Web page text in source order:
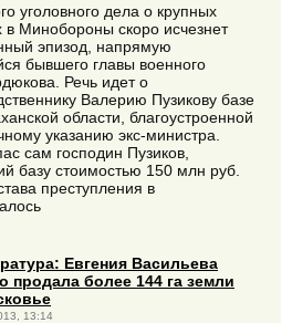
уголовного дела о крупных
Минобороны скоро исчезнет
эпизод, напрямую
бывшего главы военного
Речь идет о
Валерию Пузикову базе
области, благоустроенной
указанию экс-министра.
сам господин Пузиков,
базу стоимостью 150 млн руб.
преступления в
Евгения Васильева
продала более 144 га земли
13:14